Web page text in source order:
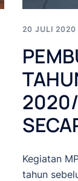
20 JULI 2020
2020/
Kegiatan
tahun